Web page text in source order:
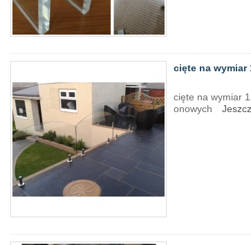
cięte na wymiar
cięte na wymiar
onowych